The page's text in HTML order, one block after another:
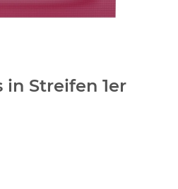
in Streifen 1er